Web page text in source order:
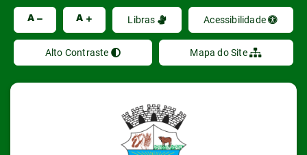
A A Libras Acessibilidade
Alto Contraste Mapa do Site